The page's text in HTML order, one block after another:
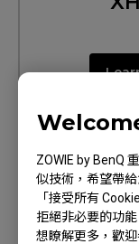
ZOWIE by BenQ
似技術，希望帶
「接受所有
拒絕非必要的功
想瞭解更多，歡
Designed for